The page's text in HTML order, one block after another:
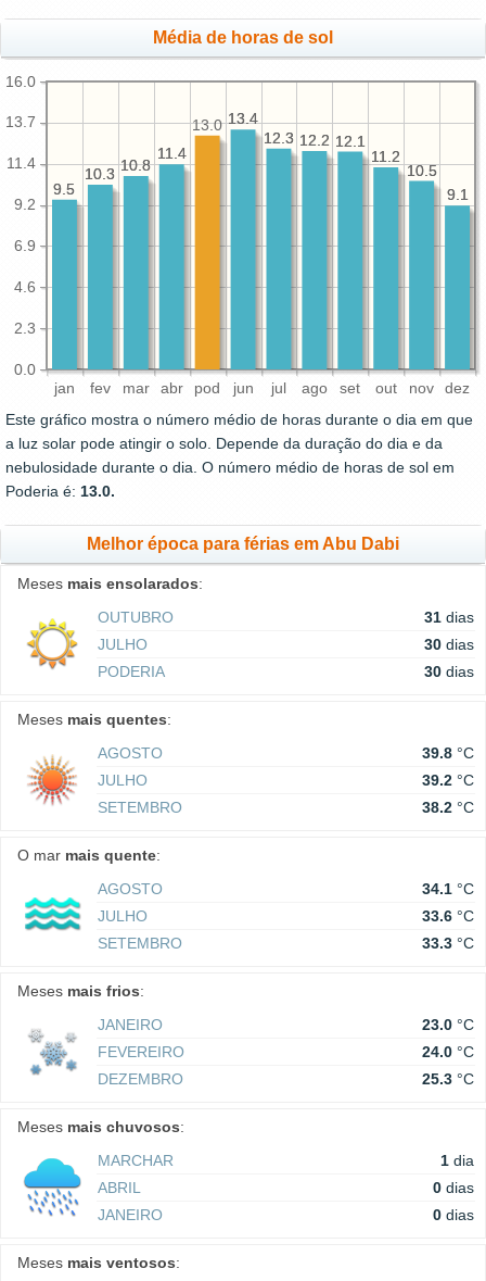
Média de horas de sol
jan fev mar abr pod jun jul ago set out nov dez
0.0
2.3
4.6
6.9
9.2
11.4
13.7
16.0
9.1
10.5
11.2
12.1
12.2
12.3
13.4
11.4
10.8
10.3
9.5
9.1
10.5
11.2
12.1
12.2
12.3
13.4
13.0
11.4
10.8
10.3
9.5
Este gráfico mostra o número médio de horas durante o dia em que
a luz solar pode atingir o solo. Depende da duração do dia e da
nebulosidade durante o dia. O número médio de horas de sol em
Poderia é: 13.0.
Melhor época para férias em Abu Dabi
Meses mais ensolarados:
OUTUBRO
31 dias
JULHO
30 dias
PODERIA
30 dias
Meses mais quentes:
AGOSTO
39.8 °C
JULHO
39.2 °C
SETEMBRO
38.2 °C
O mar mais quente:
AGOSTO
34.1 °C
JULHO
33.6 °C
SETEMBRO
33.3 °C
Meses mais frios:
JANEIRO
23.0 °C
FEVEREIRO
24.0 °C
DEZEMBRO
25.3 °C
Meses mais chuvosos:
MARCHAR
1 dia
ABRIL
0 dias
JANEIRO
0 dias
Meses mais ventosos: